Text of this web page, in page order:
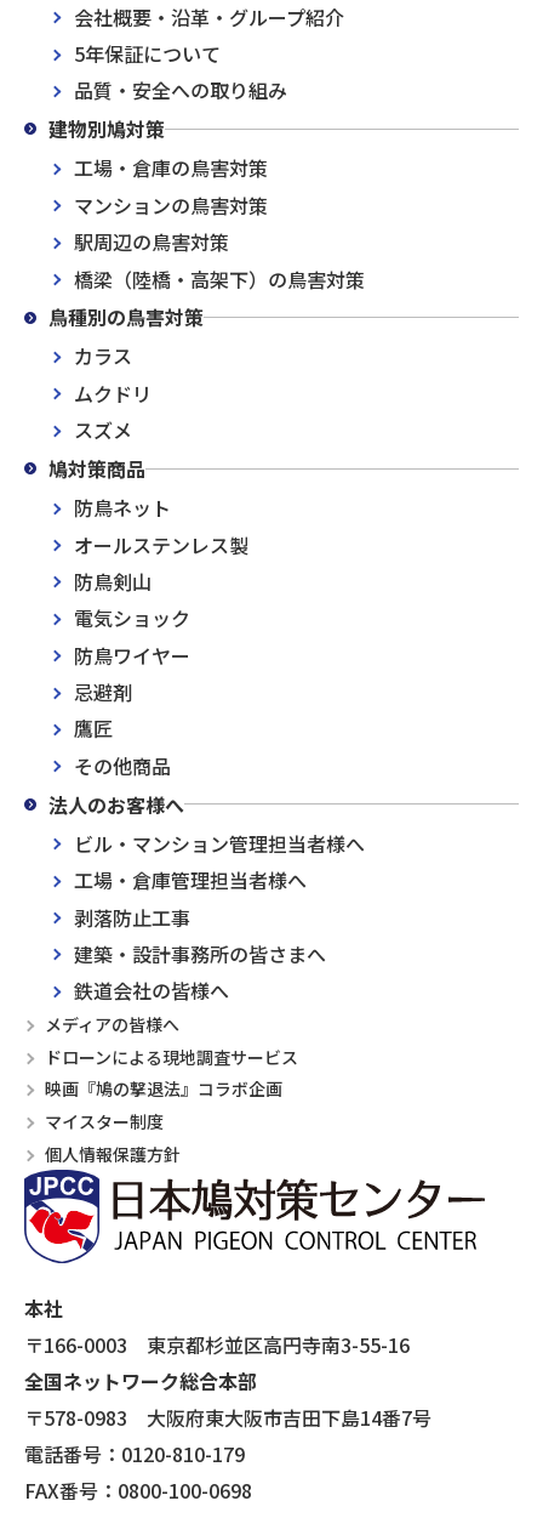
本社
〒166-0003 東京都杉並区高円寺南3-55-16
全国ネットワーク総合本部
〒578-0983 大阪府東大阪市吉田下島14番7号
電話番号：0120-810-179
FAX番号：0800-100-0698
会社概要・沿革・グループ紹介
5年保証について
品質・安全への取り組み
建物別鳩対策
工場・倉庫の鳥害対策
マンションの鳥害対策
駅周辺の鳥害対策
橋梁（陸橋・高架下）の鳥害対策
鳥種別の鳥害対策
カラス
ムクドリ
スズメ
鳩対策商品
防鳥ネット
オールステンレス製
防鳥剣山
電気ショック
防鳥ワイヤー
忌避剤
鷹匠
その他商品
法人のお客様へ
ビル・マンション管理担当者様へ
工場・倉庫管理担当者様へ
剥落防止工事
建築・設計事務所の皆さまへ
鉄道会社の皆様へ
メディアの皆様へ
ドローンによる現地調査サービス
映画『鳩の撃退法』コラボ企画
マイスター制度
個人情報保護方針